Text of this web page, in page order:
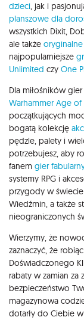
dzieci, jak i
planszowe dla
wszystkich Dixit,
ale także
najpopularniejsze
Unlimited czy One
Dla miłośników
Warhammer Age of
początkujących
bogatą kolekcję
pędzle, palety i
potrzebujesz, aby
fanem gier
systemy RPG i
przygody w
Wiedźmin, a także
nieograniczonych
Wierzymy, że
zaznaczyć, że
Doświadczonego
rabaty w zamian za
bezpieczeństwo
magazynowa
dotarły do Ciebie